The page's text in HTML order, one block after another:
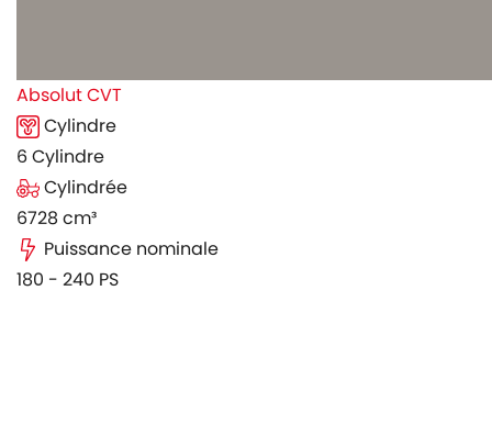
Absolut CVT
Cylindre
6 Cylindre
Cylindrée
6728 cm³
Puissance nominale
180 - 240 PS